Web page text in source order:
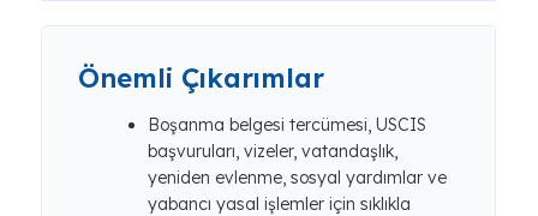
Önemli Çıkarımlar
Boşanma belgesi tercümesi, USCIS
başvuruları, vizeler, vatandaşlık,
yeniden evlenme, sosyal yardımlar ve
yabancı yasal işlemler için sıklıkla